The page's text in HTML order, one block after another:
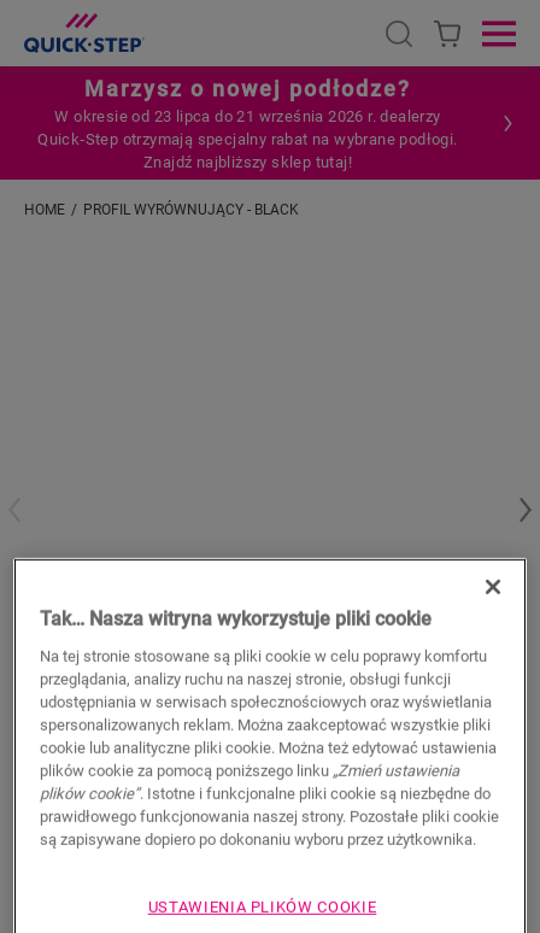
Open search
Marzysz o nowej podłodze?
W okresie od 23 lipca do 21 września 2026 r. dealerzy
Quick‑Step otrzymają specjalny rabat na wybrane podłogi.
Znajdź najbliższy sklep tutaj!
HOME PROFIL WYRÓWNUJĄCY - BLACK
Profil wyrównujący - Black
Beautiful finish
Tak… Nasza witryna wykorzystuje pliki cookie
Na tej stronie stosowane są pliki cookie w celu poprawy komfortu
przeglądania, analizy ruchu na naszej stronie, obsługi funkcji
udostępniania w serwisach społecznościowych oraz wyświetlania
spersonalizowanych reklam. Można zaakceptować wszystkie pliki
cookie lub analityczne pliki cookie. Można też edytować ustawienia
plików cookie za pomocą poniższego linku „Zmień ustawienia
plików cookie”. Istotne i funkcjonalne pliki cookie są niezbędne do
prawidłowego funkcjonowania naszej strony. Pozostałe pliki cookie
są zapisywane dopiero po dokonaniu wyboru przez użytkownika.
USTAWIENIA PLIKÓW COOKIE